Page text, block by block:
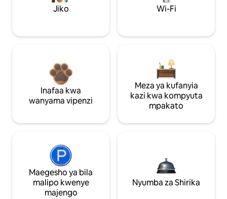
Jiko Wi-Fi
Inafaa kwa
wanyama vipenzi
Meza ya kufanyia
kazi kwa kompyuta
mpakato
Maegesho ya bila
malipo kwenye
majengo
Nyumba za Shirika